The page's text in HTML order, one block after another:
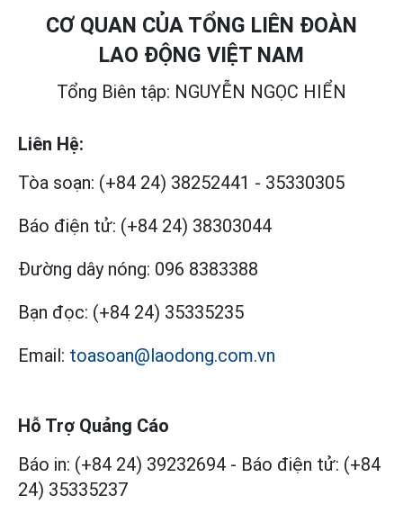
CƠ QUAN CỦA TỔNG LIÊN ĐOÀN
LAO ĐỘNG VIỆT NAM
Tổng Biên tập: NGUYỄN NGỌC HIỂN
Liên Hệ:
Tòa soạn: (+84 24) 38252441 - 35330305
Báo điện tử: (+84 24) 38303044
Đường dây nóng: 096 8383388
Bạn đọc: (+84 24) 35335235
Email: toasoan@laodong.com.vn
Hỗ Trợ Quảng Cáo
Báo in: (+84 24) 39232694 - Báo điện tử: (+84
24) 35335237